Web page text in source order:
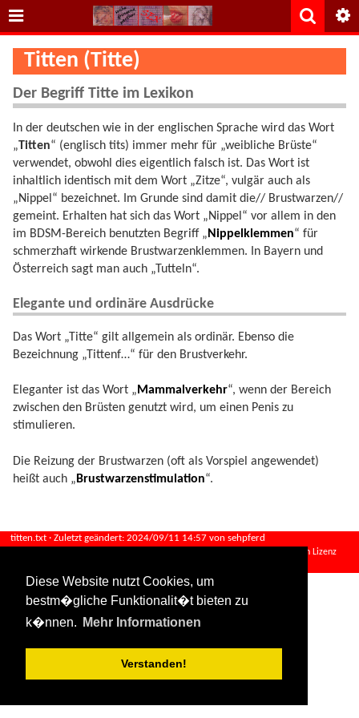
Diese Website nutzt Cookies, um
bestm�gliche Funktionalit�t bieten zu
k�nnen.
Mehr Informationen
Verstanden!
Titten (Titte)
Der Begriff Titte im Lexikon
In der deutschen wie in der englischen Sprache wird das Wort
„Titten“ (englisch tits) immer mehr für „weibliche Brüste“
verwendet, obwohl dies eigentlich falsch ist. Das Wort ist
inhaltlich identisch mit dem Wort „Zitze“, vulgär auch als
„Nippel“ bezeichnet. Im Grunde sind damit die// Brustwarzen//
gemeint. Erhalten hat sich das Wort „Nippel“ vor allem in den
im BDSM-Bereich benutzten Begriff „Nippelklemmen“ für
schmerzhaft wirkende Brustwarzenklemmen. In Bayern und
Österreich sagt man auch „Tutteln“.
Elegante und ordinäre Ausdrücke
Das Wort „Titte“ gilt allgemein als ordinär. Ebenso die
Bezeichnung „Tittenf…“ für den Brustverkehr.
Eleganter ist das Wort „Mammalverkehr“, wenn der Bereich
zwischen den Brüsten genutzt wird, um einen Penis zu
stimulieren.
Die Reizung der Brustwarzen (oft als Vorspiel angewendet)
heißt auch „ Brustwarzenstimulation“.
titten.txt · Zuletzt geändert:2024/09/11 14:57 vonsehpferd
Falls nicht anders bezeichnet, ist der Inhalt dieses Wikis unter der folgenden Lizenz